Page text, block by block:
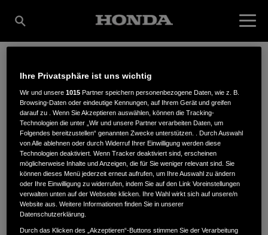
HILKO MEYER GEBR.
MEYER GMBH
Molkereistr. 1,26935,Stadland
Ihre Privatsphäre ist uns wichtig
Wir und unsere1015 Partner speichern personenbezogene Daten, wie z. B.
Browsing-Daten oder eindeutige Kennungen, auf Ihrem Gerät und greifen
darauf zu . Wenn Sie Akzeptieren auswählen, können die Tracking-
Technologien die unter „Wir und unsere Partner verarbeiten Daten, um
Folgendes bereitzustellen“ genannten Zwecke unterstützen. . Durch Auswahl
von Alle ablehnen oder durch Widerruf Ihrer Einwilligung werden diese
Technologien deaktiviert. Wenn Tracker deaktiviert sind, erscheinen
möglicherweise Inhalte und Anzeigen, die für Sie weniger relevant sind. Sie
können dieses Menü jederzeit erneut aufrufen, um Ihre Auswahl zu ändern
oder Ihre Einwilligung zu widerrufen, indem Sie auf den Link Voreinstellungen
verwalten unten auf der Webseite klicken. Ihre Wahl wirkt sich auf unsere/n
Website aus. Weitere Informationen finden Sie in unserer
Datenschutzerklärung.
Durch das Klicken des „Akzeptieren“-Buttons stimmen Sie der Verarbeitung